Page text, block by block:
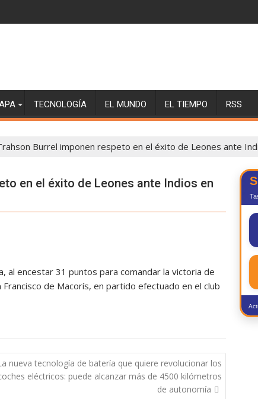
TECNOLOGÍA EL MUNDO EL TIEMPO RSS
Burrel imponen respeto en el éxito de Leones ante
en el éxito de Leones ante Indios en
al encestar 31 puntos para comandar la victoria de
de Macorís, en partido efectuado en el club
nueva tecnología de batería que quiere revolucionar los
eléctricos: puede alcanzar más de 4500 kilómetros
de autonomía